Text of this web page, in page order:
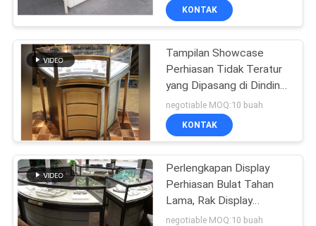
SITEMAP
PRIVACY
POLICY
Toko Perhiasan
Menampilkan
Rak Tampilan Olah
Raga
10
KONTAK
Tampilan Showcase
Perhiasan Tidak Teratur
yang Dipasang di Dinding
Dengan Lampu LED 3
Warna
negotiable MOQ:10 buah
KONTAK
Perlengkapan Display
Perhiasan Bulat Tahan
Lama, Rak Display
Perhiasan Emas SS
negotiable MOQ:10 buah